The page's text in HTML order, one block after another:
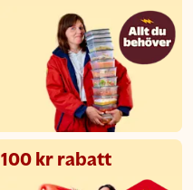
100 kr rabatt